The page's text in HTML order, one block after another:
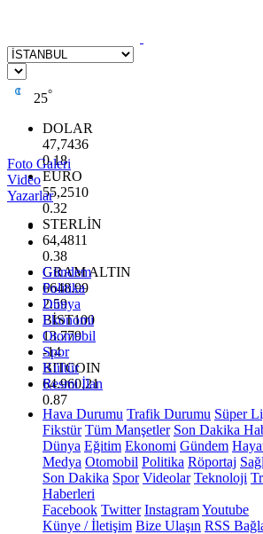
25°
DOLAR
47,7436
0.18
EURO
55,2510
0.32
STERLİN
64,4811
0.38
GRAM ALTIN
6648.99
2.59
BİST100
13.779
-14
BITCOIN
64.960,21
0.87
Foto Galeri
Video
Yazarlar
Gündem
Politika
Dünya
Ekonomi
Otomobil
Spor
Kültür
Resmi İlan
Hava Durumu Trafik Durumu Süper
Fikstür Tüm Manşetler Son Dakika
Dünya Eğitim Ekonomi Gündem
Medya Otomobil Politika Röportaj
Son Dakika Spor Videolar Teknoloji
Haberleri
Facebook Twitter InstagramYoutube
Künye / İletişim Bize Ulaşın RSS